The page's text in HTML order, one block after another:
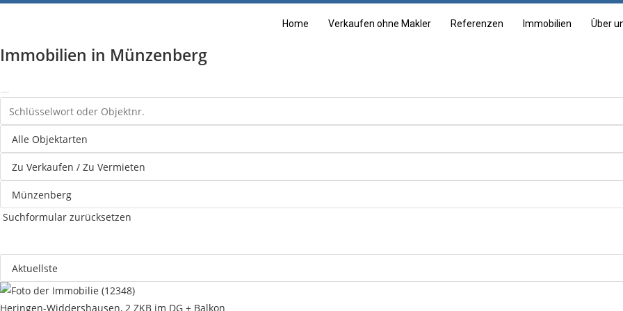
Home Verkaufen ohne Makler Referenzen Immobilien Über
Immobilien in Münzenberg
Suchformular zurücksetzen
Heringen-Widdershausen, 2 ZKB im DG + Balkon